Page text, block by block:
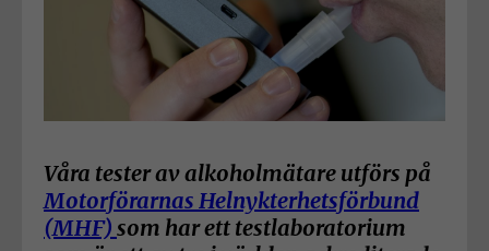
Våra tester av alkoholmätare utförs på
Motorförarnas Helnykterhetsförbund
(MHF) som har ett testlaboratorium